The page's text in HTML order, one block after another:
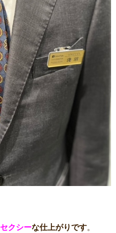
セクシーな仕上がりです。